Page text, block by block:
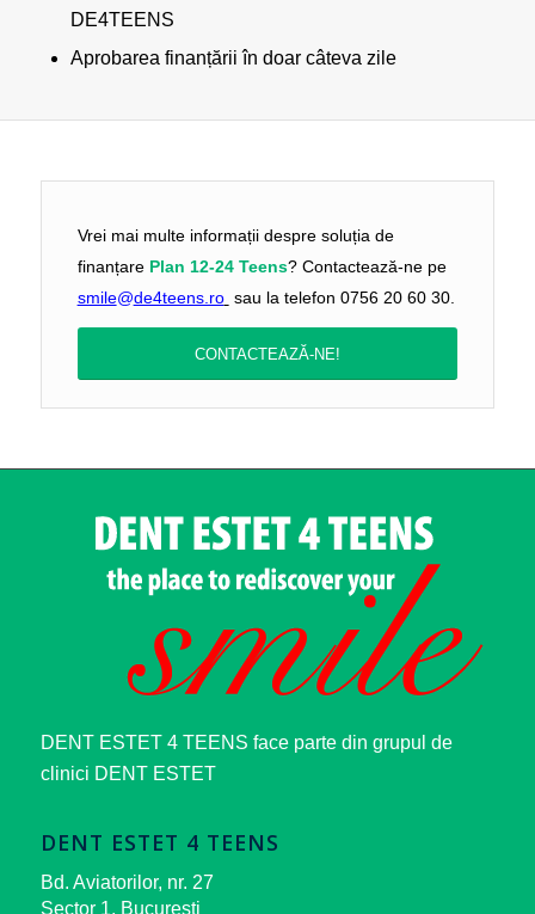
DE4TEENS
Aprobarea finanțării în doar câteva zile
Vrei mai multe informații despre soluția de
finanțare Plan 12-24 Teens? Contactează-ne pe
smile@de4teens.ro sau la telefon 0756 20 60 30.
CONTACTEAZĂ-NE!
DENT ESTET 4 TEENS face parte din grupul de
clinici DENT ESTET
DENT ESTET 4 TEENS
Bd. Aviatorilor, nr. 27
Sector 1, Bucureşti